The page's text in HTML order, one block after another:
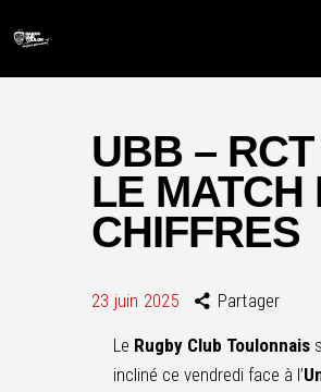
Actualités
Équipe pro
Fan Zone
RCT Engagé
UBB – RCT
LE MATCH
CHIFFRES
23 juin 2025 Partager
Le Rugby Club Toulonnais
incliné ce vendredi face à l’